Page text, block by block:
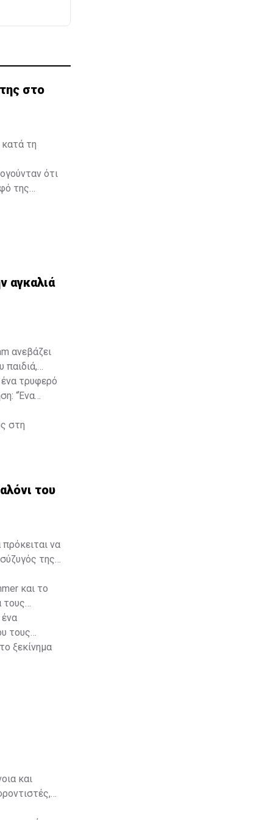
στο
τη
ότι
της
αγκαλιά
ανεβάζει
παιδιά,
τρυφερό
“Ένα
στη
του
να
της,
και το
τους
τους
ξεκίνημα
και